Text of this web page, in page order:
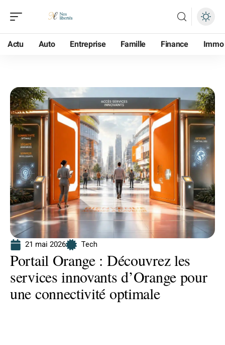
Actu Auto Entreprise Famille Finance Immo
21 mai 2026 Tech
Portail Orange : Découvrez les
services innovants d’Orange pour
une connectivité optimale